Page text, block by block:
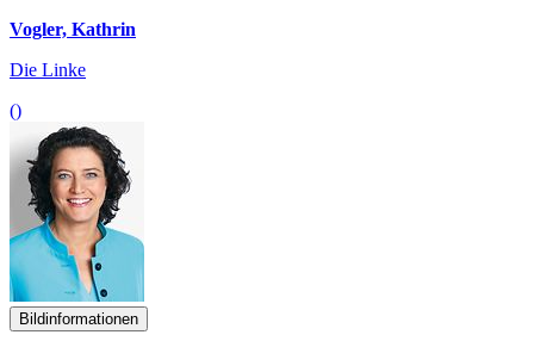
Vogler, Kathrin
Die Linke
()
Bildinformationen